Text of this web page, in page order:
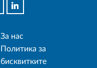
За нас
Политика за
бисквитките